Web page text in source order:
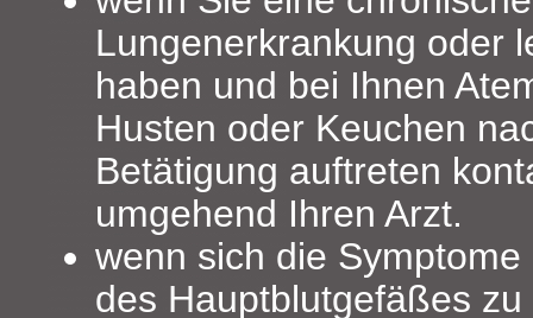
Lungenerkrankung oder
haben und bei Ihnen
Husten oder Keuchen
Betätigung auftreten
umgehend Ihren Arzt.
wenn sich die
des Hauptblutgefäßes